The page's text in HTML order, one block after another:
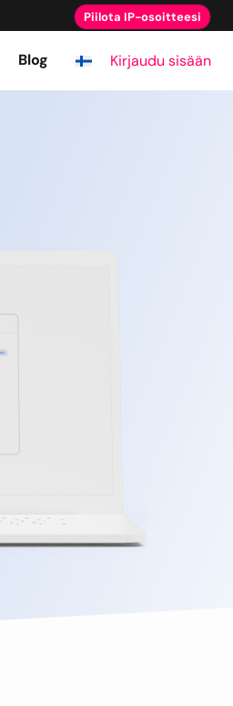
Piilota IP-osoitteesi
Blog Kirjaudu sisään